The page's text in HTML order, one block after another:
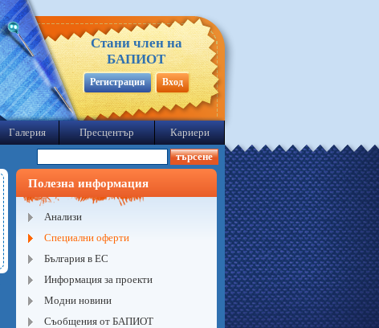
Стани член на
БАПИОТ
Регистрация Вход
Галерия Пресцентър Кариери
Полезна информация
Анализи
Специални оферти
България в ЕС
Информация за проекти
Модни новини
Съобщения от БАПИОТ